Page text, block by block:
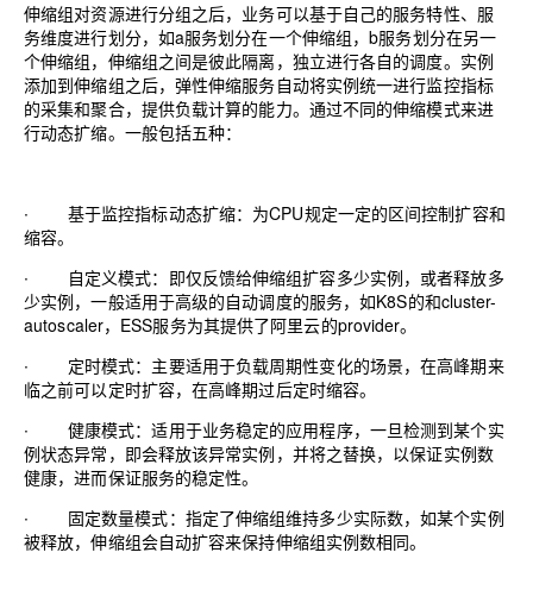
伸缩组对资源进行分组之后，业务可以基于自己的服务特性、服
务维度进行划分，如a服务划分在一个伸缩组，b服务划分在另一
个伸缩组，伸缩组之间是彼此隔离，独立进行各自的调度。实例
添加到伸缩组之后，弹性伸缩服务自动将实例统一进行监控指标
的采集和聚合，提供负载计算的能力。通过不同的伸缩模式来进
行动态扩缩。一般包括五种：
∙ 基于监控指标动态扩缩：为CPU规定一定的区间控制扩容和
缩容。
∙
自定义模式：即仅反馈给伸缩组扩容多少实例，或者释放多
少实例，一般适用于高级的自动调度的服务，如K8S的和cluster-
autoscaler， ESS服务为其提供了阿里云的provider。
∙ 定时模式：主要适用于负载周期性变化的场景，在高峰期来
临之前可以定时扩容，在高峰期过后定时缩容。
∙ 健康模式：适用于业务稳定的应用程序，一旦检测到某个实
例状态异常，即会释放该异常实例，并将之替换，以保证实例数
健康，进而保证服务的稳定性。
∙ 固定数量模式：指定了伸缩组维持多少实际数，如某个实例
被释放，伸缩组会自动扩容来保持伸缩组实例数相同。